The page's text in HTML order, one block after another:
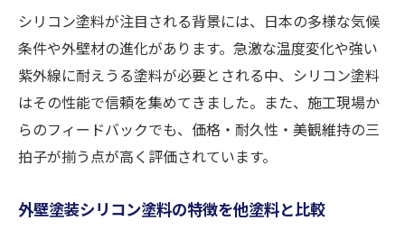
所を比較
シリコン塗料の外壁塗装で注意したいデメ
リット
外壁塗装とシリコン塗料選びで後悔しない
ために
外壁塗装に最適なシリコン塗料の実際の評
外壁塗装でシリコン塗料が十分な理由と注意点
シリコン塗料が注目される背景には、日本の多様な気候
条件や外壁材の進化があります。急激な温度変化や強い
紫外線に耐えうる塗料が必要とされる中、シリコン塗料
はその性能で信頼を集めてきました。また、施工現場か
らのフィードバックでも、価格・耐久性・美観維持の三
拍子が揃う点が高く評価されています。
外壁塗装シリコン塗料の特徴を他塗料と比較